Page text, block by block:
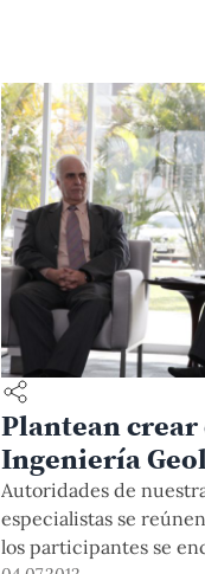
Plantean
Ingeniería
Autoridades de
especialistas se
los participantes se